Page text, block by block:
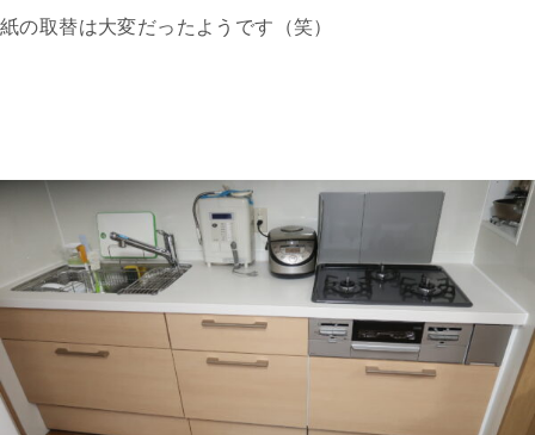
紙の取替は大変だったようです（笑）